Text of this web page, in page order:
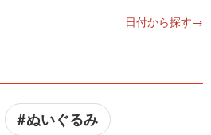
日付から探す→
#ぬいぐるみ